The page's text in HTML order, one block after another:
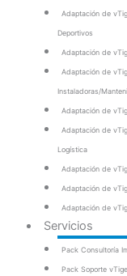
Adaptación de
Deportivos
Adaptación de
Adaptación de
Instaladoras/
Adaptación de
Adaptación de
Logística
Adaptación de
Adaptación de
Adaptación de
Servicios
Pack Consultoría
Pack Soporte